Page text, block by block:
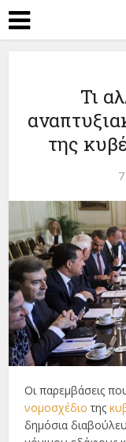
Τι
της
Οι παρεμβάσεις
νομοσχέδιο της
δημόσια